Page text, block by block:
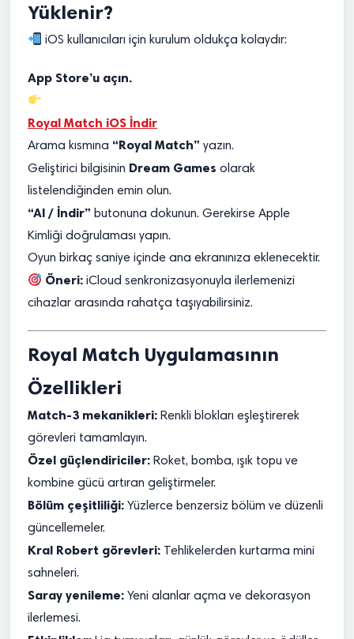
Yüklenir?
iOS kullanıcıları için kurulum oldukça kolaydır:
App Store’u açın.
Royal Match iOS İndir
Arama kısmına “Royal Match” yazın.
Geliştirici bilgisinin Dream Games olarak
listelendiğinden emin olun.
“Al / İndir” butonuna dokunun. Gerekirse Apple
Kimliği doğrulaması yapın.
Oyun birkaç saniye içinde ana ekranınıza eklenecektir.
Öneri: iCloud senkronizasyonuyla ilerlemenizi
cihazlar arasında rahatça taşıyabilirsiniz.
Royal Match Uygulamasının
Özellikleri
Match-3 mekanikleri: Renkli blokları eşleştirerek
görevleri tamamlayın.
Özel güçlendiriciler: Roket, bomba, ışık topu ve
kombine gücü artıran geliştirmeler.
Bölüm çeşitliliği: Yüzlerce benzersiz bölüm ve düzenli
güncellemeler.
Kral Robert görevleri: Tehlikelerden kurtarma mini
sahneleri.
Saray yenileme: Yeni alanlar açma ve dekorasyon
ilerlemesi.